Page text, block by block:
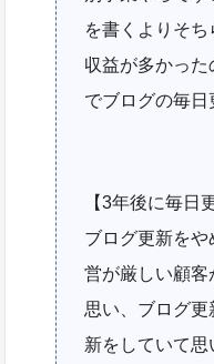
を書くよりそ
収益が多かっ
でブログの毎日
【3年後に毎日
ブログ更新を
営が厳しい顧客
思い、ブログ
新をしていて